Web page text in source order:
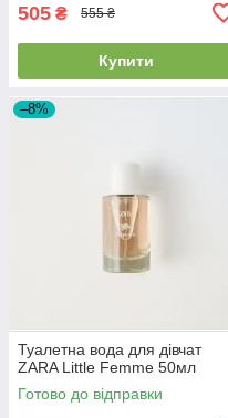
505 ₴ 555 ₴
Купити
–8%
Туалетна вода для дівчат
ZARA Little Femme 50мл
Готово до відправки